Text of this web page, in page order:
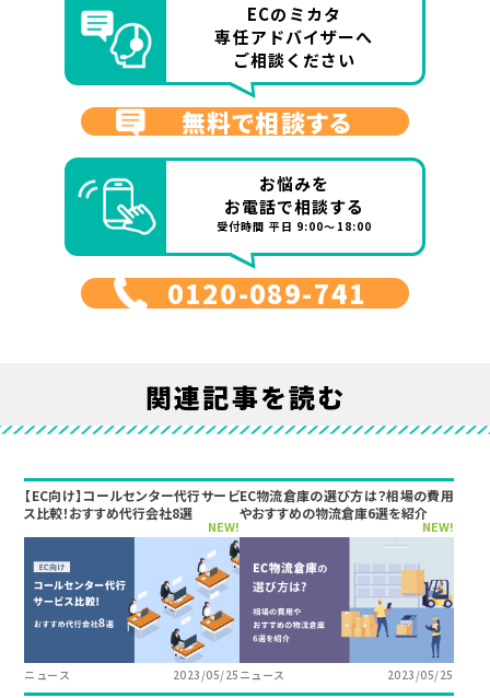
ECのミカタ
専任アドバイザーへ
ご相談ください
無料で相談する
お悩みを
お電話で相談する
受付時間 平日 9:00～18:00
0120-089-741
関連記事を読む
【EC向け】コールセンター代行サービ
ス比較！おすすめ代行会社8選
NEW!
ニュース 2023/05/25
EC物流倉庫の選び方は？相場の費用
やおすすめの物流倉庫6選を紹介
NEW!
ニュース 2023/05/25